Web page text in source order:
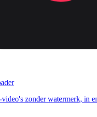
zonder watermerk, in